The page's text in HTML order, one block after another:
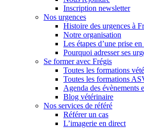
Inscription newsletter
Nos urgences
Histoire des urgences à
Notre organisation
Les étapes d’une prise
Pourquoi adresser ses
Se former avec Frégis
Toutes les formations
Toutes les formations
Agenda des évènements
Blog vétérinaire
Nos services de référé
Référer un cas
L’imagerie en direct